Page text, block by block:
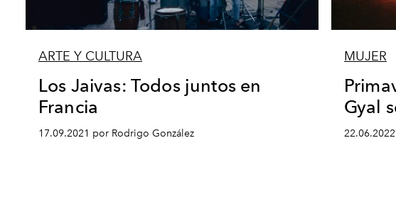
ARTE Y CULTURA
Los Jaivas: Todos juntos en
Francia
17.09.2021 por Rodrigo González
MUJER
Gyal